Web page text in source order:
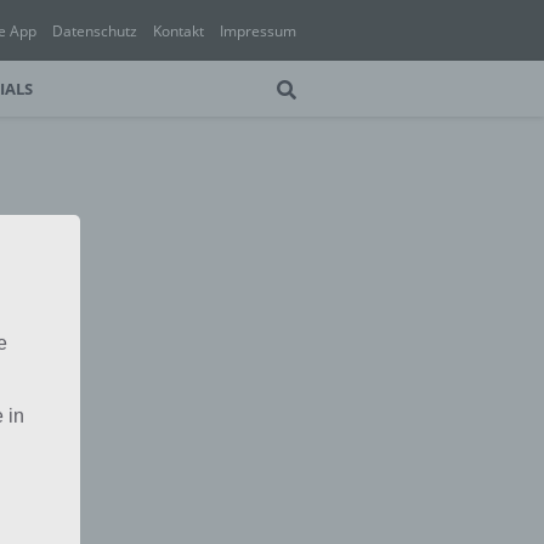
App Datenschutz Kontakt Impressum
in